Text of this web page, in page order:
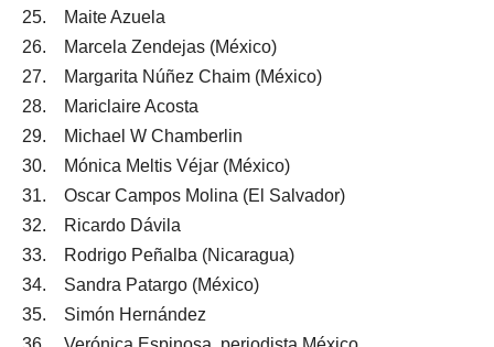
25. Maite Azuela
26. Marcela Zendejas (México)
27. Margarita Núñez Chaim (México)
28. Mariclaire Acosta
29. Michael W Chamberlin
30. Mónica Meltis Véjar (México)
31. Oscar Campos Molina (El Salvador)
32. Ricardo Dávila
33. Rodrigo Peñalba (Nicaragua)
34. Sandra Patargo (México)
35. Simón Hernández